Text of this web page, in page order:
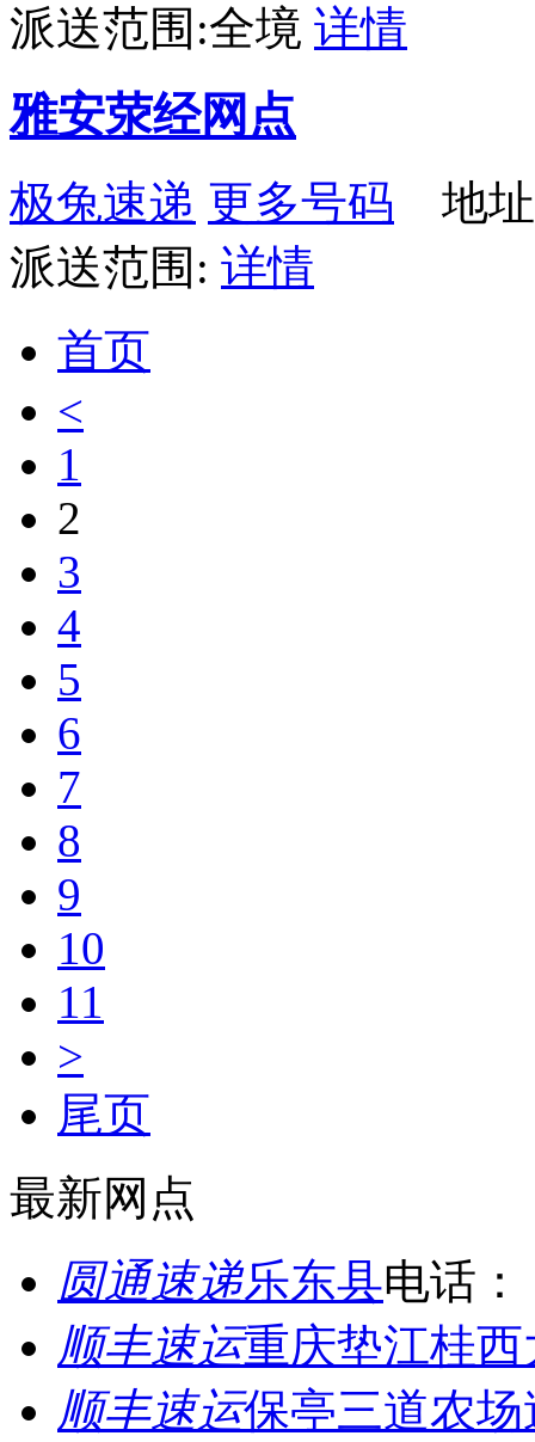
派送范围:全境 详情
雅安荥经网点
极兔速递 更多号码 地址
派送范围: 详情
首页
<
1
2
3
4
5
6
7
8
9
10
11
>
尾页
最新网点
圆通速递乐东县电话：
顺丰速运重庆垫江桂
顺丰速运保亭三道农